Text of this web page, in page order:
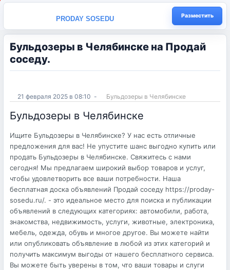
PRODAY SOSEDU Разместить
Бульдозеры в Челябинске на Продай
соседу.
21 февраля 2025 в 08:10 - Бульдозеры в Челябинске
Бульдозеры в Челябинске
Ищите Бульдозеры в Челябинске? У нас есть отличные
предложения для вас! Не упустите шанс выгодно купить или
продать Бульдозеры в Челябинске. Свяжитесь с нами
сегодня! Мы предлагаем широкий выбор товаров и услуг,
чтобы удовлетворить все ваши потребности. Наша
бесплатная доска объявлений Продай соседу https://proday-
sosedu.ru/. - это идеальное место для поиска и публикации
объявлений в следующих категориях: автомобили, работа,
знакомства, недвижимость, услуги, животные, электроника,
мебель, одежда, обувь и многое другое. Вы можете найти
или опубликовать объявление в любой из этих категорий и
получить максимум выгоды от нашего бесплатного сервиса.
Вы можете быть уверены в том, что ваши товары и слуги